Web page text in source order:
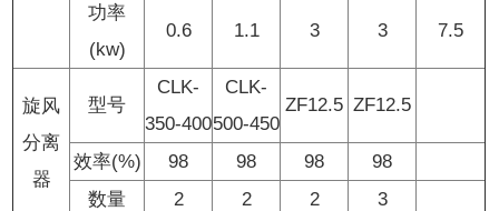
功率
(kw)
0.6 1.1 3 3 7.5
旋风
分离
器
型号
CLK-
350-400
CLK-
500-450
ZF12.5 ZF12.5
效率(%) 98 98 98
98
数量
2 2 2
3